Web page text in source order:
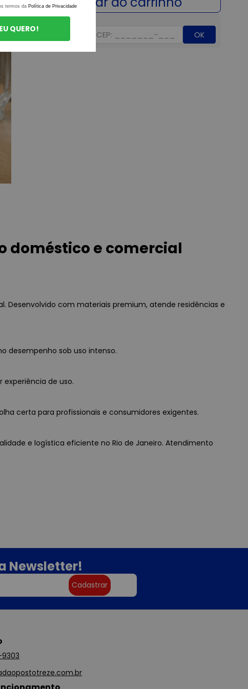
OK
doméstico e comercial
Desenvolvido com materiais premium, atende residências e
desempenho sob uso intenso.
de uso.
certa para profissionais e consumidores exigentes.
e logística eficiente no Rio de Janeiro. Atendimento
Newsletter!
Cadastrar
termos da Política de Privacidade
EU QUERO!